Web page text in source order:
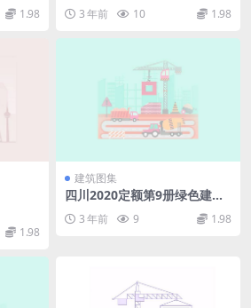
1.98 3 年前 10 1.98
1.98
建筑图集
四川2020定额第9册绿色建筑
工程(文字可搜索)(19.44MB)b
e42325d17f1269b.pdf
3 年前 9 1.98